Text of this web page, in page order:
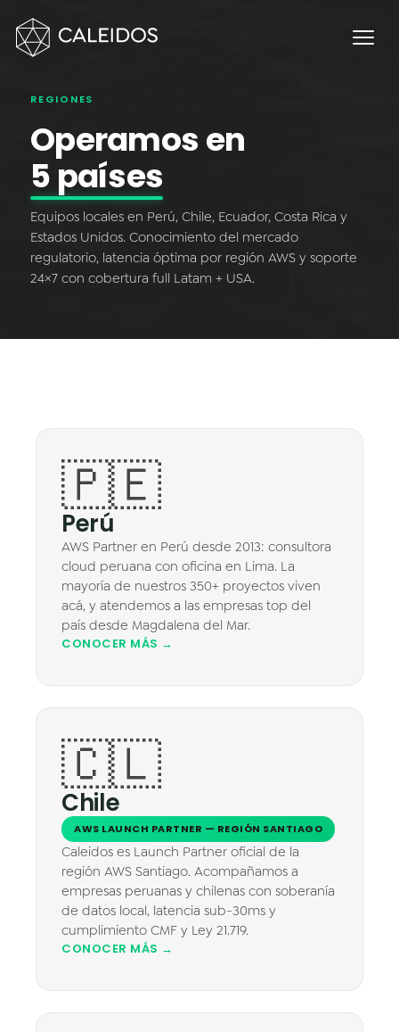
DevOps
Mesa 24×7
Facturación Local AWS
APPS
Escritorios Virtuales
Contact Center Omnicanal
IoT
Cloud Native Apps
Asistente Virtual AI - Chatbot
REGIONES
Operamos en
5 países
Equipos locales en Perú, Chile, Ecuador, Costa Rica y
Estados Unidos. Conocimiento del mercado
regulatorio, latencia óptima por región AWS y soporte
24×7 con cobertura full Latam + USA.
🇵🇪
Perú
AWS Partner en Perú desde 2013: consultora
cloud peruana con oficina en Lima. La
mayoría de nuestros 350+ proyectos viven
acá, y atendemos a las empresas top del
país desde Magdalena del Mar.
CONOCER MÁS →
🇨🇱
Chile
AWS LAUNCH PARTNER — REGIÓN SANTIAGO
Caleidos es Launch Partner oficial de la
región AWS Santiago. Acompañamos a
empresas peruanas y chilenas con soberanía
de datos local, latencia sub-30ms y
cumplimiento CMF y Ley 21.719.
CONOCER MÁS →